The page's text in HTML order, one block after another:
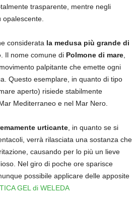
trasparente, mentre negli
considerata la medusa più grande di
. Il nome comune di Polmone di mare
palpitante che emette ogni
Questo esemplare, in quanto di tipo
aperto) risiede stabilmente
Mediterraneo e nel Mar Nero.
urticante , in quanto se si
verrà rilasciata una sostanza che
causando per lo più un lieve
Nel giro di poche ore sparisce
possibile applicare delle apposite
GEL di WELEDA